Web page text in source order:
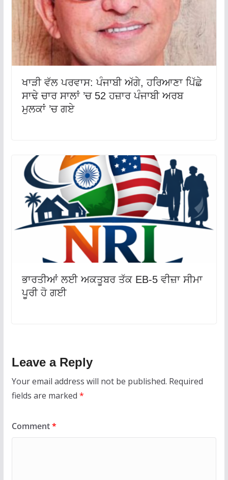
ਖਾੜੀ ਵੱਲ ਪਰਵਾਸ: ਪੰਜਾਬੀ ਅੱਗੇ, ਹਰਿਆਣਾ ਪਿੱਛੇ
ਸਾਢੇ ਚਾਰ ਸਾਲਾਂ ’ਚ 52 ਹਜ਼ਾਰ ਪੰਜਾਬੀ ਅਰਬ
ਮੁਲਕਾਂ ’ਚ ਗਏ
ਭਾਰਤੀਆਂ ਲਈ ਅਕਤੂਬਰ ਤੱਕ EB-5 ਵੀਜ਼ਾ ਸੀਮਾ
ਪੂਰੀ ਹੋ ਗਈ
Leave a Reply
Your email address will not be published. Required
fields are marked *
Comment*